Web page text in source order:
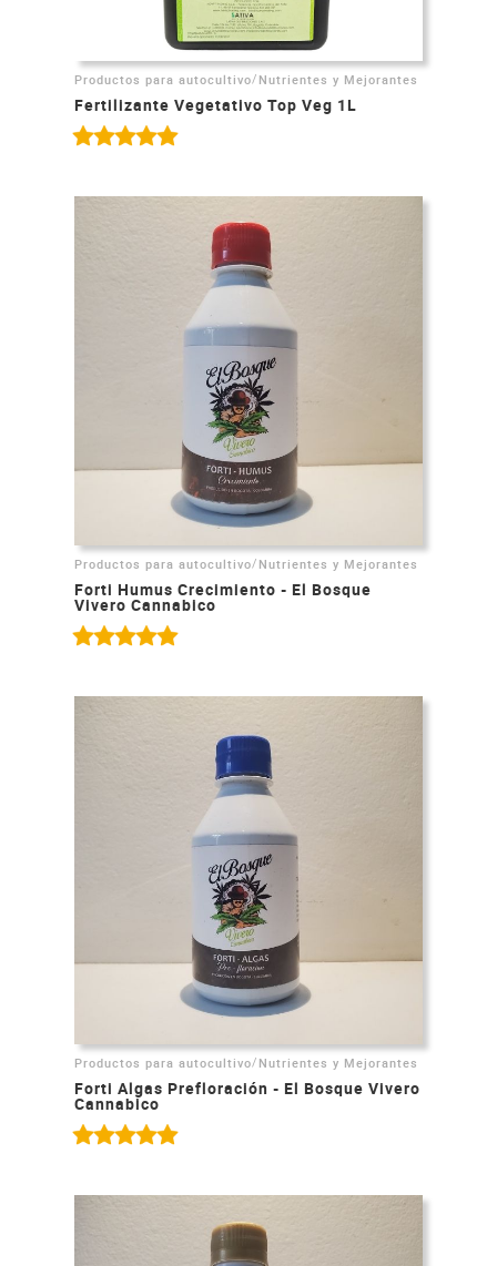
Productos para autocultivo/ Nutrientes y Mejorantes
Fertilizante Vegetativo Top Veg 1L
Productos para autocultivo/ Nutrientes y Mejorantes
Forti Humus Crecimiento - El Bosque
Vivero Cannabico
Productos para autocultivo/ Nutrientes y Mejorantes
Forti Algas Prefloración - El Bosque Vivero
Cannabico